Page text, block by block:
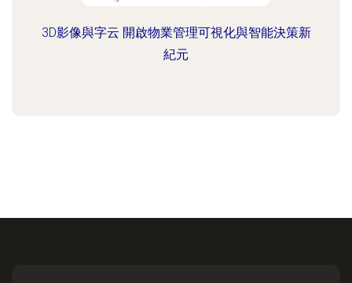
3D影像與字云 開啟物業管理可視化與智能決策新
紀元